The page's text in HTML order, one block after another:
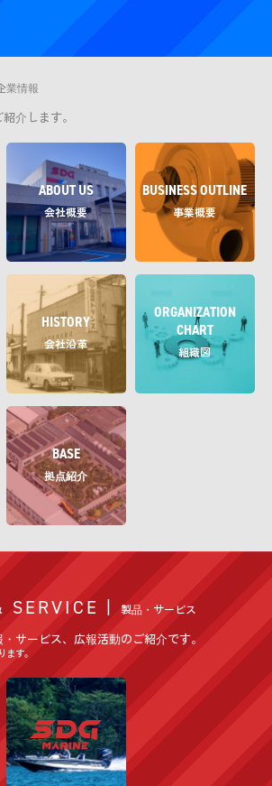
業情報
介します。
ABOUT US
会社概要
BUSINESS OUTLINE
事業概要
HISTORY
会社沿革
ORGANIZATION
CHART
組織図
BASE
拠点紹介
SERVICE | 製品・サービス
サービス、広報活動のご紹介です。
す。